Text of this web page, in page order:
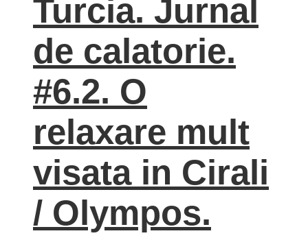
Turcia. Jurnal
de calatorie.
#6.2. O
relaxare mult
visata in Cirali
/ Olympos.